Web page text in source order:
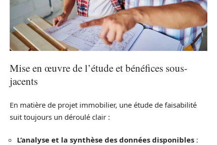
Mise en œuvre de l’étude et bénéfices sous-
jacents
En matière de projet immobilier, une étude de faisabilité
suit toujours un déroulé clair :
L’analyse et la synthèse des données disponibles :